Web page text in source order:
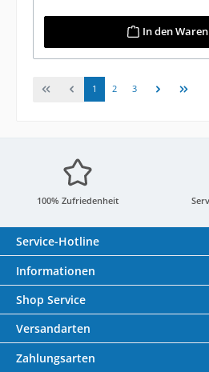
In den
Seite
1 Seite
2 Seite
3
100% Zufriedenheit
Service-Hotline
Informationen
Shop Service
Versandarten
Zahlungsarten